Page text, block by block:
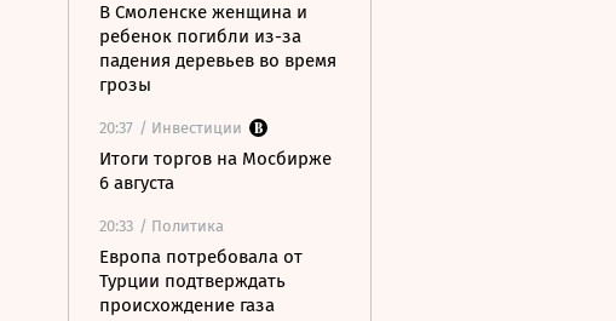
В Смоленске женщина и
ребенок погибли из-за
падения деревьев во время
грозы
20:37 / Инвестиции
Итоги торгов на Мосбирже
6 августа
20:33 / Политика
Европа потребовала от
Турции подтверждать
происхождение газа